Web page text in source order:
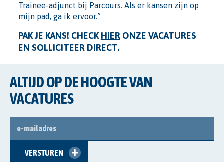
Trainee-adjunct bij Parcours. Als er kansen zijn op
mijn pad, ga ik ervoor.”
PAK JE KANS! CHECKHIERONZE VACATURES
EN SOLLICITEER DIRECT.
ALTIJD OP DE HOOGTE VAN
VACATURES
MAILADRES
VERSTUREN